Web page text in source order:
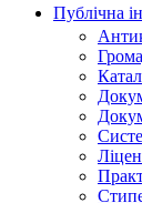
Публічна